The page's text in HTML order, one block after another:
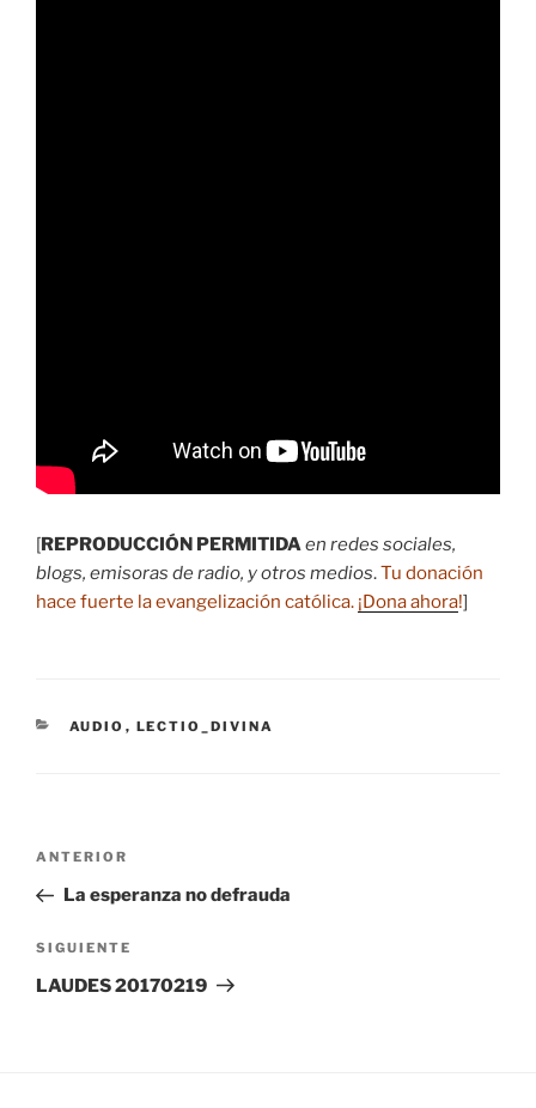
[REPRODUCCIÓN PERMITIDAen redes sociales,
blogs, emisoras de radio, y otros medios.Tu donación
hace fuerte la evangelización católica. ¡Dona ahora!]
CATEGORÍAS
AUDIO , LECTIO_DIVINA
Navegación
entradas
Entrada
anterior:
ANTERIOR
La esperanza no defrauda
Siguiente
entrada
SIGUIENTE
LAUDES 20170219